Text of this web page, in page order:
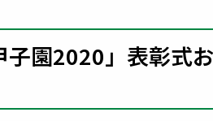
子園2020」表彰式